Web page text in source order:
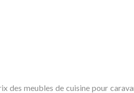
des meubles de cuisine pour